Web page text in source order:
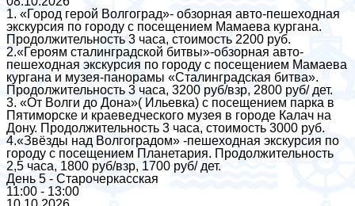
1. «Город герой Волгоград»- обзорная авто-пешеходная
экскурсия по городу с посещением Мамаева кургана.
Продолжительность 3 часа, стоимость 2200 руб.
2.«Героям сталинградской битвы»-обзорная авто-
пешеходная экскурсия по городу с посещением Мамаева
кургана и музея-панорамы «Сталинградская битва».
Продолжительность 3 часа, 3200 руб/взр, 2800 руб/ дет.
3. «От Волги до Дона»( Ильевка) с посещением парка в
Пятиморске и краеведческого музея в городе Калач на
Дону. Продолжительность 3 часа, стоимость 3000 руб.
4.«Звёзды над Волгоградом» -пешеходная экскурсия по
городу с посещением Планетария. Продолжительность
2,5 часа, 1800 руб/взр, 1700 руб/ дет.
День 5 - Старочеркасская
11:00 - 13:00